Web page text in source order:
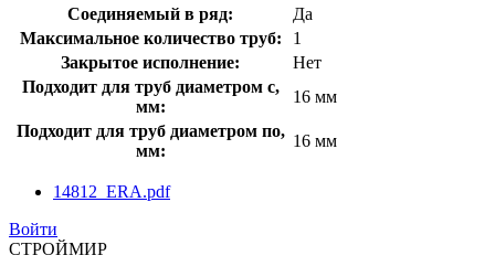
Соединяемый в ряд:
Да
Максимальное количество труб:
1
Закрытое исполнение:
Нет
Подходит для труб диаметром с,
мм:
16 мм
Подходит для труб диаметром по,
мм:
16 мм
14812_ERA.pdf
Войти
СТРОЙМИР